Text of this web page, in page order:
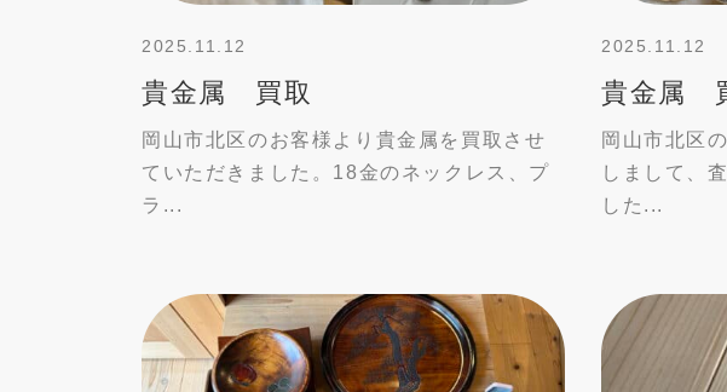
2025.11.12
貴金属 買取
岡山市北区のお客様より貴金属を買取させ
ていただきました。18金のネックレス、プ
ラ...
2025.11.12
貴金属
岡山市北区
しまして、
した...